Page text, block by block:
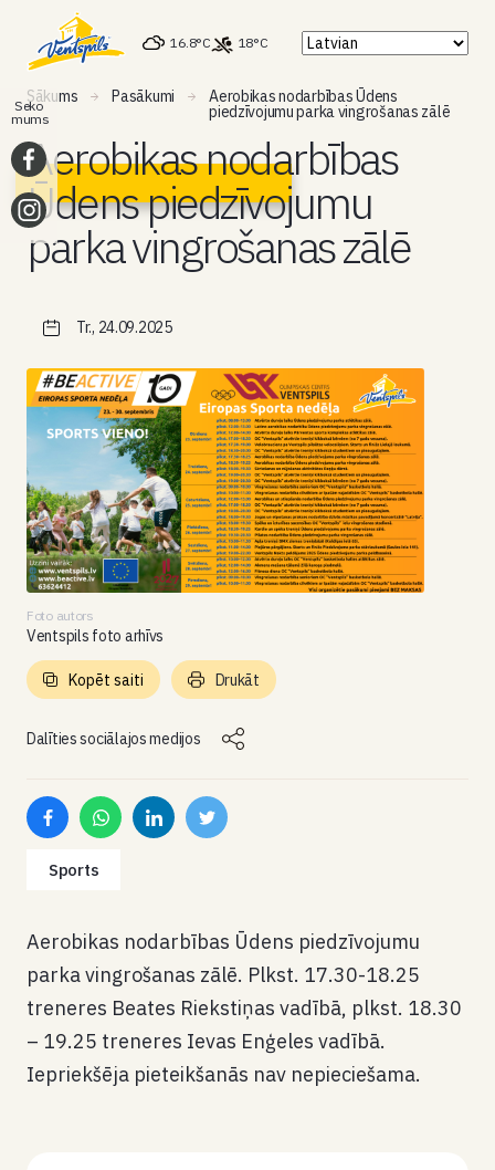
16.8°C 18°C
Sākums Pasākumi Aerobikas nodarbības Ūdens
piedzīvojumu parka vingrošanas zālē
Aerobikas nodarbības
Ūdens piedzīvojumu
parka vingrošanas zālē
Tr., 24.09.2025
Foto autors
Ventspils foto arhīvs
Dalīties sociālajos medijos
Kopēt saiti Drukāt
Sports
Aerobikas nodarbības Ūdens piedzīvojumu
parka vingrošanas zālē. Plkst. 17.30-18.25
treneres Beates Riekstiņas vadībā, plkst. 18.30
– 19.25 treneres Ievas Enģeles vadībā.
Iepriekšēja pieteikšanās nav nepieciešama.
Seko
mums